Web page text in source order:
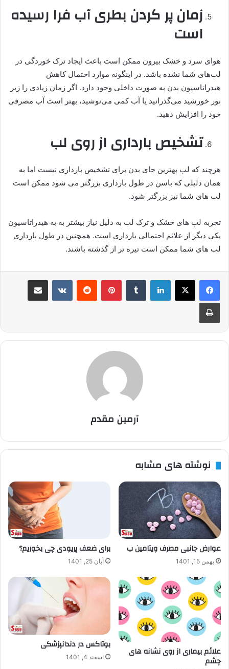
زمان پر کردن بطری آب فرا رسیده
است
هوای سرد و خشک بیرون ممکن است باعث ایجاد ترک خوردگی در
لب‌های شما نشده باشد. در اینگونه موارد احتمال کاهش
هیدراتاسیون بدن به صورت داخلی وجود دارد. اگر زمان زیادی را زیر
نور خورشید می‌گذرانید یا آب کمی می‌نوشید، بهتر است آب مصرفی
خود را افزایش دهید.
تشخیص بارداری از روی لب
هرچند که لب بهترین جای بدن برای تشخیص بارداری نیست اما به
همان دلیلی که باسن در طول بارداری بزرگتر می شود ممکن است
لب های شما نیز بزرگتر شود.
تجربه لب های خشک و ترک لب به دلیل نیاز بیشتر به به هیدراتاسیون
یکی دیگر از علائم احتمالی بارداری است. همچنین در طول بارداری
لب های شما ممکن است تیره تر از گذشته باشند.
لینکدین ‫تامبلر پینترست‫رددیت ‫VKontakteاشتراک گذاری از طریق ایمیل
چاپ
آرمین مقدم
نوشته های مشابه
عوارض جانبی مصرف ویتامین‌ ب
بهمن 15, 1401
برای ضعف پریودی چی بخوریم؟
آبان 25, 1401
علائم بیماری از روی نشانه های
چشم
بوتاکس در دندانپزشکی
اسفند 4, 1401